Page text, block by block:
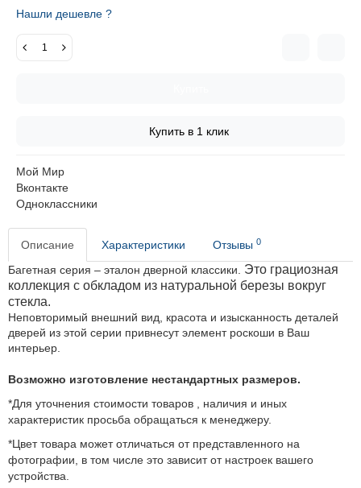
Нашли дешевле ?
Купить в 1 клик
Мой Мир
Вконтакте
Одноклассники
Описание Характеристики Отзывы 0
Багетная серия – эталон дверной классики. Это грациозная
коллекция с обкладом из натуральной березы вокруг
стекла.
Неповторимый внешний вид, красота и изысканность деталей
дверей из этой серии привнесут элемент роскоши в Ваш
интерьер.
Возможно изготовление нестандартных размеров.
*Для уточнения стоимости товаров , наличия и иных
характеристик просьба обращаться к менеджеру.
*Цвет товара может отличаться от представленного на
фотографии, в том числе это зависит от настроек вашего
устройства.